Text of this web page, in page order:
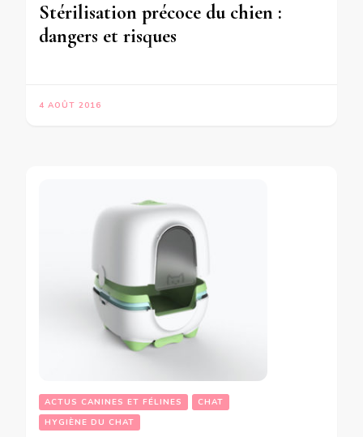
Stérilisation précoce du chien :
dangers et risques
4 AOÛT 2016
ACTUS CANINES ET FÉLINES
CHAT
HYGIÈNE DU CHAT